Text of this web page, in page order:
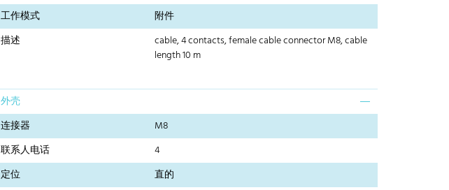
工作模式
附件
描述
cable, 4 contacts, female cable connector M8, cable
length 10 m
外壳
连接器
M8
联系人电话
4
定位
直的